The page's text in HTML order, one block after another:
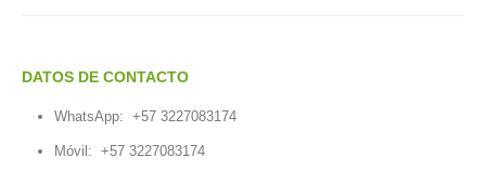
DATOS DE CONTACTO
WhatsApp: +57 3227083174
Móvil: +57 3227083174